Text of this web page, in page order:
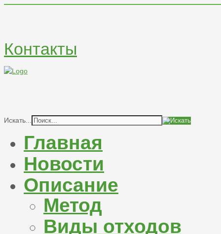
Контакты
Искать...
Главная
Новости
Описание
Метод
Виды отходов